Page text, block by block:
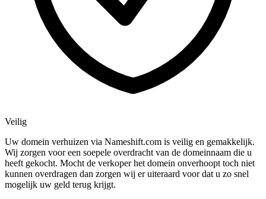
Veilig
Uw domein verhuizen via Nameshift.com is veilig en gemakkelijk.
Wij zorgen voor een soepele overdracht van de domeinnaam die u
heeft gekocht. Mocht de verkoper het domein onverhoopt toch niet
kunnen overdragen dan zorgen wij er uiteraard voor dat u zo snel
mogelijk uw geld terug krijgt.